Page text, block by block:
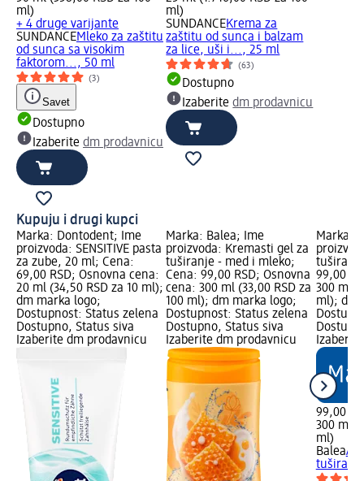
ml)
+ 4 druge varijante
SUNDANCEMleko za zaštitu
od sunca sa visokim
faktorom..., 50 ml
(3)
Savet
Dostupno
Izaberite dm prodavnicu
ml)
SUNDANCEKrema za
zaštitu od sunca i balzam
za lice, uši i..., 25 ml
(63)
Dostupno
Izaberitedm prodavnicu
Kupuju i drugi kupci
Marka: Dontodent; Ime
proizvoda: SENSITIVE pasta
za zube, 20 ml; Cena:
69,00 RSD; Osnovna cena:
20 ml (34,50 RSD za 10 ml);
dm marka logo;
Dostupnost: Status zelena
Dostupno, Status siva
Izaberite dm prodavnicu
Marka: Balea; Ime
proizvoda: Kremasti gel za
tuširanje - med i mleko;
Cena: 99,00 RSD; Osnovna
cena: 300 ml (33,00 RSD za
100 ml); dm marka logo;
Dostupnost: Status zelena
Dostupno, Status siva
Izaberite dm prodavnicu
Marka:
99,00
300 ml
ml); dm
99,00
300 ml
ml)
Balea